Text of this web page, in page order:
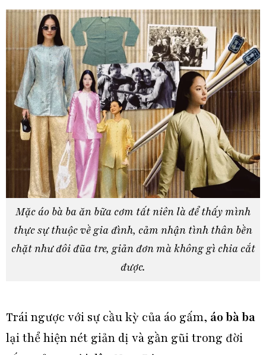
Mặc áo bà ba ăn bữa cơm tất niên là để thấy mình
thực sự thuộc về gia đình, cảm nhận tình thân bền
chặt như đôi đũa tre, giản đơn mà không gì chia cắt
được.
Trái ngược với sự cầu kỳ của áo gấm, áo bà ba
lại thể hiện nét giản dị và gần gũi trong đời